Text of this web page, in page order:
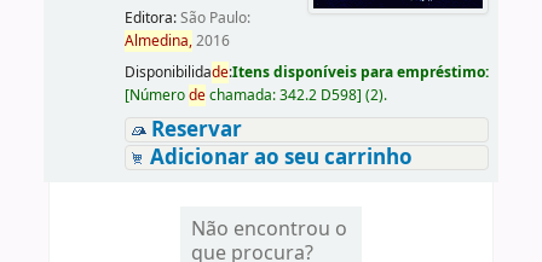
Editora:São Paulo:
Almedina,2016
Disponibilidade:Itens disponíveis para empréstimo:
[Númerodechamada:342.2 D598] (2).
Reservar
Adicionar ao seu carrinho
Não encontrou o
que procura?